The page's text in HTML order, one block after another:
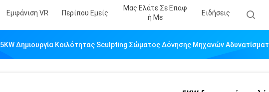
Εμφάνιση VR Περίπου Εμείς
Μας Ελάτε Σε Επαφ
Ή Με
Ειδήσεις
5KW Δημιουργία Κοιλότητας Sculpting Σώματος Δόνησης Μηχανών